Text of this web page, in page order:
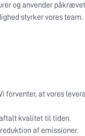
og anvender
styrker vores team.
forventer, at vores
aftalt kvalitet til tiden.
af emissioner.